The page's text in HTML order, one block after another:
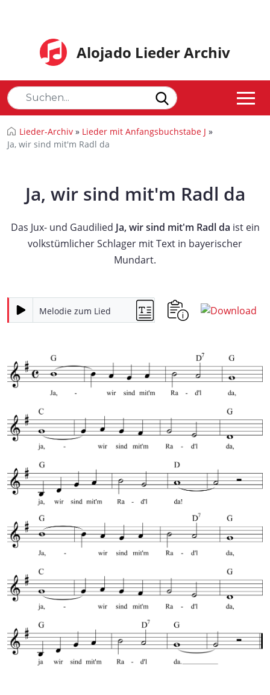
Alojado Lieder Archiv
Lieder-Archiv » Lieder mit Anfangsbuchstabe J »
Ja, wir sind mit'm Radl da
Ja, wir sind mit'm Radl da
Das Jux- und Gaudilied Ja, wir sind mit'm Radl da ist ein
volkstümlicher Schlager mit Text in bayerischer
Mundart.
Melodie zum Lied